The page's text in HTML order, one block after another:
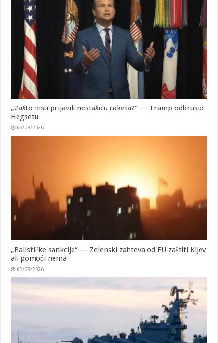
„Zašto nisu prijavili nestašicu raketa?“ — Tramp odbrusio
Hegsetu
06/08/2026
„Balističke sankcije“ — Zelenski zahteva od EU zaštiti Kijev
ali pomoći nema
05/08/2026